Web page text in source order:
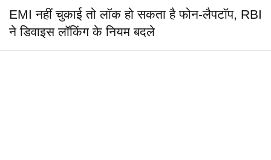
EMI नहीं चुकाई तो लॉक हो सकता है फोन-लैपटॉप, RBI
ने डिवाइस लॉकिंग के नियम बदले